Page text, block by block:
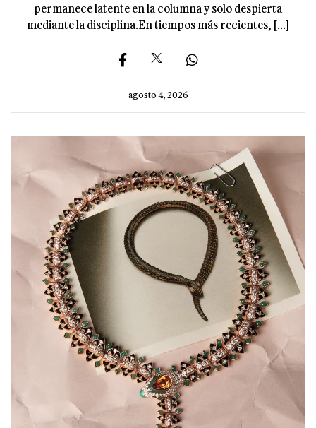
permanece latente en la columna y solo despierta
mediante la disciplina.En tiempos más recientes, [...]
agosto 4, 2026